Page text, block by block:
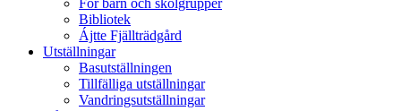
För barn och skolgrupper
Bibliotek
Ájtte Fjällträdgård
Utställningar
Basutställningen
Tillfälliga utställningar
Vandringsutställningar